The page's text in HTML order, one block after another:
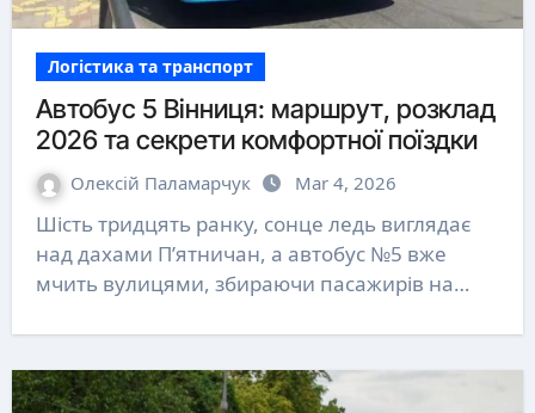
Логістика та транспорт
Автобус 5 Вінниця: маршрут, розклад
2026 та секрети комфортної поїздки
Олексій Паламарчук Mar 4, 2026
Шість тридцять ранку, сонце ледь виглядає
над дахами П’ятничан, а автобус №5 вже
мчить вулицями, збираючи пасажирів на…